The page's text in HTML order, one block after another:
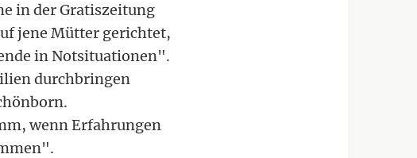
in der Gratiszeitung
jene Mütter gerichtet,
in Notsituationen".
durchbringen
wenn Erfahrungen